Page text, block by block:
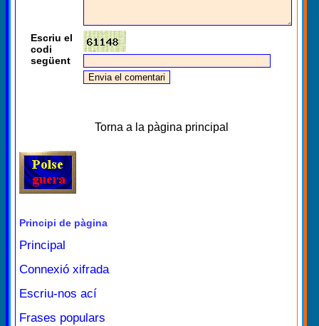
Escriu el
codi
següent
Torna a la pàgina principal
Principi de pàgina
Principal
Connexió xifrada
Escriu-nos ací
Frases populars